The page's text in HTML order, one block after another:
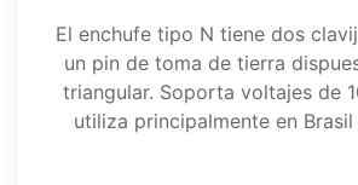
El enchufe tipo N tiene dos
un pin de toma de tierra
triangular. Soporta voltajes de
utiliza principalmente en